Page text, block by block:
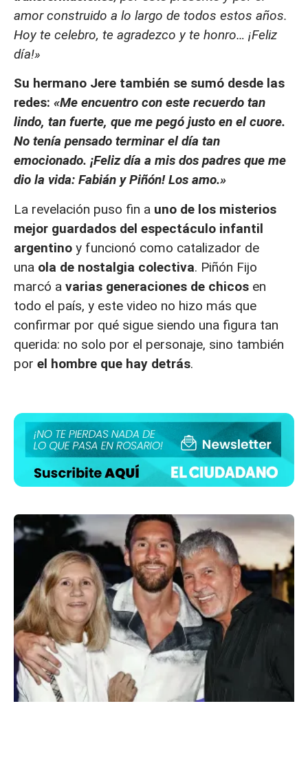
amor construido a lo largo de todos estos años.
Hoy te celebro, te agradezco y te honro… ¡Feliz
día!»
Su hermano Jere también se sumó desde las
redes: «Me encuentro con este recuerdo tan
lindo, tan fuerte, que me pegó justo en el cuore.
No tenía pensado terminar el día tan
emocionado. ¡Feliz día a mis dos padres que me
dio la vida: Fabián y Piñón! Los amo.»
La revelación puso fin a uno de los misterios
mejor guardados del espectáculo infantil
argentino y funcionó como catalizador de
una ola de nostalgia colectiva. Piñón Fijo
marcó a varias generaciones de chicos en
todo el país, y este video no hizo más que
confirmar por qué sigue siendo una figura tan
querida: no solo por el personaje, sino también
por el hombre que hay detrás.